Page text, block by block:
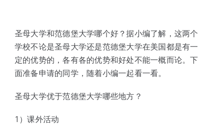
体验中心
圣母大学和范德堡大学哪个好？据小编了解，这两个
学校不论是圣母大学还是范德堡大学在美国都是有一
定的优势的，各有各的优势和好处不能一概而论。下
面准备申请的同学，随着小编一起看一看。
圣母大学优于范德堡大学哪些地方？
1）课外活动